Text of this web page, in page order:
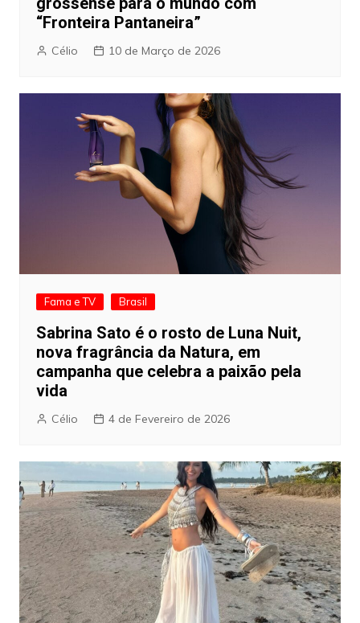
“Fronteira Pantaneira”
Célio 10 de Março de 2026
Fama e TV Brasil
Sabrina Sato é o rosto de Luna Nuit,
nova fragrância da Natura, em
campanha que celebra a paixão pela
vida
Célio 4 de Fevereiro de 2026